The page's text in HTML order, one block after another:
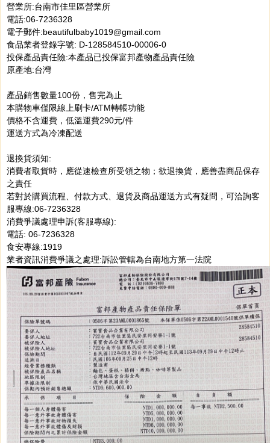
營業所:台南市佳里區營業所
電話:06-7236328
電子郵件:beautifulbaby1019@gmail.com
食品業者登錄字號: D-128584510-00006-0
投保產品責任險:本產品已投保富邦產物產品責任險
原產地:台灣
產品銷售數量100份，售完為止
本購物車僅限線上刷卡/ATM轉帳功能
價格不含運費，低溫運費290元/件
運送方式為冷凍配送
退換貨須知:
消費者取貨時，應從速檢查所受領之物；欲退換貨，應善盡商品保存
之責任
若對於購買流程、付款方式、退貨及商品運送方式有疑問，可洽詢客
服專線:06-7236328
消費爭議處理申訴(客服專線):
電話: 06-7236328
食安專線:1919
業者資訊消費爭議之處理:訴訟管轄為台南地方第一法院